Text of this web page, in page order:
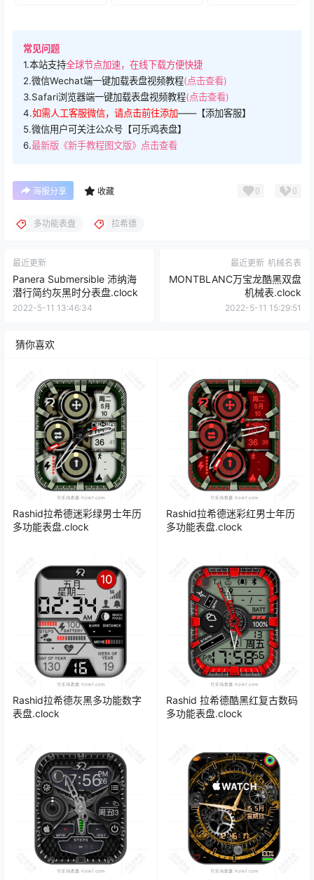
常见问题
1.本站支持全球节点加速，在线下载方便快捷
2.微信Wechat端一键加载表盘视频教程(点击查看)
3.Safari浏览器端一键加载表盘视频教程(点击查看)
4.如需人工客服微信，请点击前往添加——【添加客服】
5.微信用户可关注公众号【可乐鸡表盘】
6.最新版《新手教程图文版》点击查看
海报分享 收藏 0 0
多功能表盘 拉希德
最近更新
Panera Submersible 沛纳海
潜行简约灰黑时分表盘.clock
2022-5-11 13:46:34
最近更新 机械名表
MONTBLANC万宝龙酷黑双盘
机械表.clock
2022-5-11 15:29:51
猜你喜欢
Rashid拉希德迷彩绿男士年历
多功能表盘.clock
Rashid拉希德迷彩红男士年历
多功能表盘.clock
Rashid拉希德灰黑多功能数字
表盘.clock
Rashid 拉希德酷黑红复古数码
多功能表盘.clock